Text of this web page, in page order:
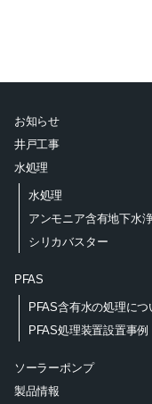
お知らせ
井戸工事
水処理
水処理
アンモニア含有地下水
シリカバスター
PFAS
PFAS含有水の処理につ
PFAS処理装置設置事例
ソーラーポンプ
製品情報